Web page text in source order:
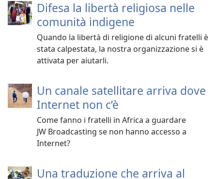
Difesa la libertà religiosa nelle
comunità indigene
Quando la libertà di religione di alcuni fratelli è
stata calpestata, la nostra organizzazione si è
attivata per aiutarli.
Un canale satellitare arriva dove
Internet non c’è
Come fanno i fratelli in Africa a guardare
JW Broadcasting se non hanno accesso a
Internet?
Una traduzione che arriva al